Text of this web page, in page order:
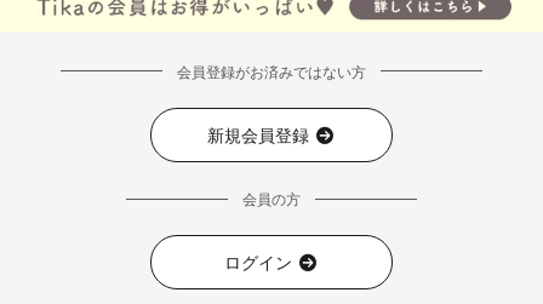
会員登録がお済みではない方
新規会員登録
会員の方
ログイン